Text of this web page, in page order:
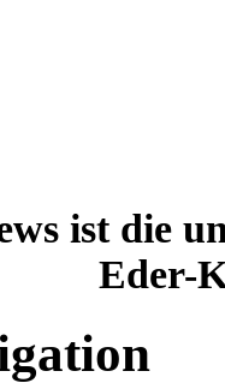
ist die
Eder-